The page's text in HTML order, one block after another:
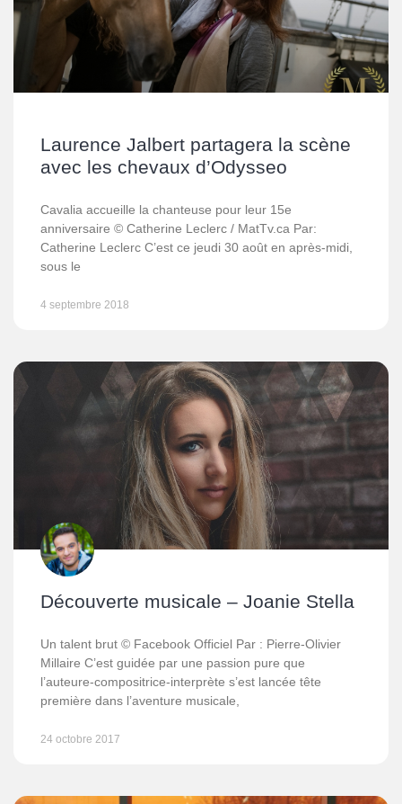
Laurence Jalbert partagera la scène
avec les chevaux d’Odysseo
Cavalia accueille la chanteuse pour leur 15e
anniversaire © Catherine Leclerc / MatTv.ca Par:
Catherine Leclerc C’est ce jeudi 30 août en après-midi,
sous le
4 septembre 2018
Découverte musicale – Joanie Stella
Un talent brut © Facebook Officiel Par : Pierre-Olivier
Millaire C’est guidée par une passion pure que
l’auteure-compositrice-interprète s’est lancée tête
première dans l’aventure musicale,
24 octobre 2017